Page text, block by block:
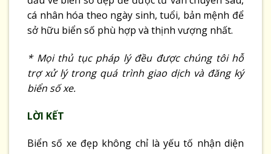
cá nhân hóa theo ngày sinh, tuổi, bản mệnh để
sở hữu biển số phù hợp và thịnh vượng nhất.
* Mọi thủ tục pháp lý đều được chúng tôi hỗ
trợ xử lý trong quá trình giao dịch và đăng ký
biển số xe.
LỜI KẾT
Biển số xe đẹp không chỉ là yếu tố nhận diện